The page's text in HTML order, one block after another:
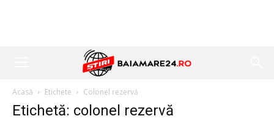
Acasă Etichete Colonel rezervă
Etichetă: colonel rezervă